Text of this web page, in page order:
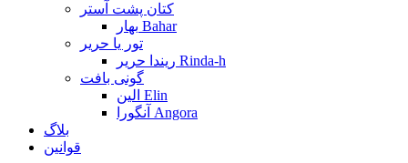
کتان پشت آستر
بهار Bahar
تور یا حریر
ریندا حریر Rinda-h
گونی بافت
الین Elin
آنگورا Angora
بلاگ
قوانین